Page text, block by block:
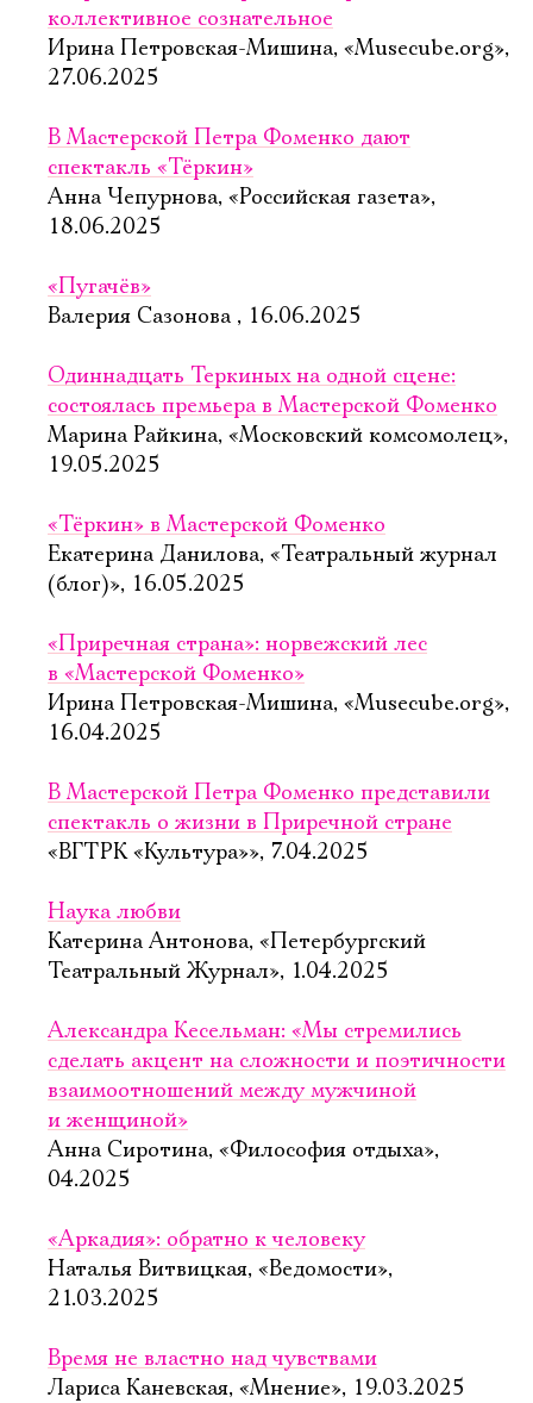
коллективное сознательное
Ирина Петровская-Мишина, «Musecube.org»,
27.06.2025
В Мастерской Петра Фоменко дают
спектакль «Тёркин»
Анна Чепурнова, «Российская газета»,
18.06.2025
«Пугачёв»
Валерия Сазонова , 16.06.2025
Одиннадцать Теркиных на одной сцене:
состоялась премьера в Мастерской Фоменко
Марина Райкина, «Московский комсомолец»,
19.05.2025
«Тёркин» в Мастерской Фоменко
Екатерина Данилова, «Театральный журнал
(блог)», 16.05.2025
«Приречная страна»: норвежский лес
в «Мастерской Фоменко»
Ирина Петровская-Мишина, «Musecube.org»,
16.04.2025
В Мастерской Петра Фоменко представили
спектакль о жизни в Приречной стране
«ВГТРК «Культура»», 7.04.2025
Наука любви
Катерина Антонова, «Петербургский
Театральный Журнал», 1.04.2025
Александра Кесельман: «Мы стремились
сделать акцент на сложности и поэтичности
взаимоотношений между мужчиной
и женщиной»
Анна Сиротина, «Философия отдыха»,
04.2025
«Аркадия»: обратно к человеку
Наталья Витвицкая, «Ведомости»,
21.03.2025
Время не властно над чувствами
Лариса Каневская, «Мнение», 19.03.2025